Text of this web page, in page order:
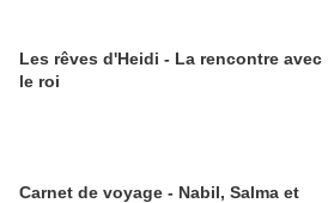
Les rêves d'Heidi - La rencontre avec
le roi
Carnet de voyage - Nabil, Salma et